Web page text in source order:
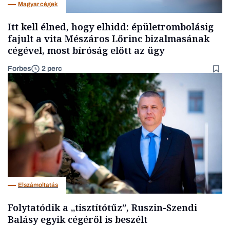
Magyar cégek
Itt kell élned, hogy elhidd: épületrombolásig
fajult a vita Mészáros Lőrinc bizalmasának
cégével, most bíróság előtt az ügy
Forbes 2 perc
Elszámoltatás
Folytatódik a „tisztítótűz”, Ruszin-Szendi
Balásy egyik cégéről is beszélt